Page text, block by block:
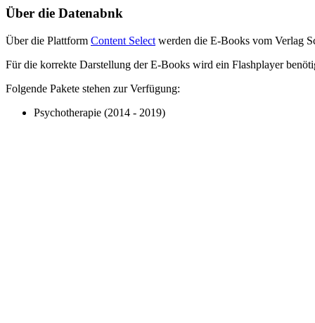
Über die Datenabnk
Über die Plattform Content Select werden die E-Books vom Verlag
Für die korrekte Darstellung der E-Books wird ein Flashplayer
Folgende Pakete stehen zur Verfügung:
Psychotherapie (2014 - 2019)